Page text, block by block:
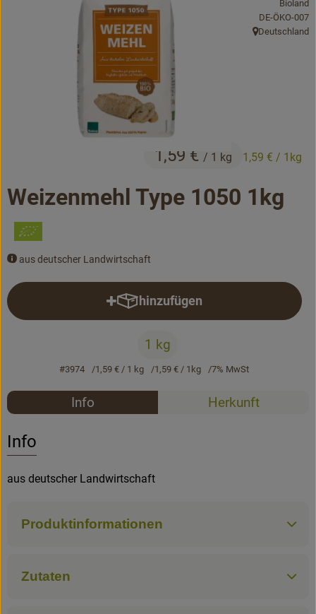
Vorratskammer...
Unser Lieferservice
Über uns
Weizenmehl Type 1050 1kg
aus deutscher Landwirtschaft
1,59 € / 1 kg 1,59 € / 1kg
Bioland
, Kontrollstelle:
DE-ÖKO-007
, Herkunft:
Deutschland
hinzufügen
Produkt zum Warenkorb
1 kg
#3974 1,59 €/ 1 kg 1,59 €/ 1kg 7% MwSt
Rezepte
Info Herkunft
Info
aus deutscher Landwirtschaft
Produktinformationen
Zutaten